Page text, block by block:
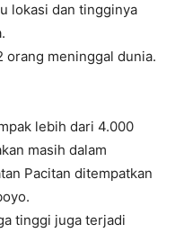
lokasi dan tingginya
orang meninggal dunia.
lebih dari 4.000
masih dalam
Pacitan ditempatkan
tinggi juga terjadi